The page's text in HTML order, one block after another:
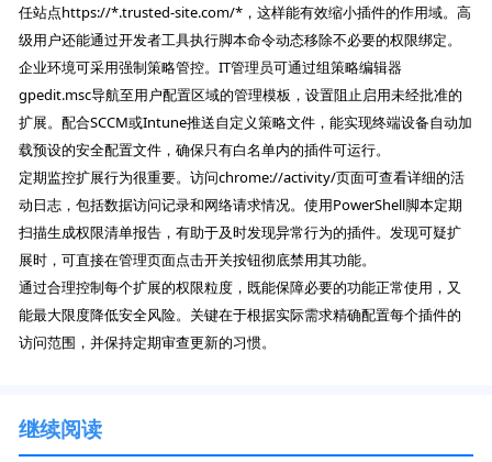
任站点https://*.trusted-site.com/*，这样能有效缩小插件的作用域。高
级用户还能通过开发者工具执行脚本命令动态移除不必要的权限绑定。
企业环境可采用强制策略管控。IT管理员可通过组策略编辑器
gpedit.msc导航至用户配置区域的管理模板，设置阻止启用未经批准的
扩展。配合SCCM或Intune推送自定义策略文件，能实现终端设备自动加
载预设的安全配置文件，确保只有白名单内的插件可运行。
定期监控扩展行为很重要。访问chrome://activity/页面可查看详细的活
动日志，包括数据访问记录和网络请求情况。使用PowerShell脚本定期
扫描生成权限清单报告，有助于及时发现异常行为的插件。发现可疑扩
展时，可直接在管理页面点击开关按钮彻底禁用其功能。
通过合理控制每个扩展的权限粒度，既能保障必要的功能正常使用，又
能最大限度降低安全风险。关键在于根据实际需求精确配置每个插件的
访问范围，并保持定期审查更新的习惯。
继续阅读